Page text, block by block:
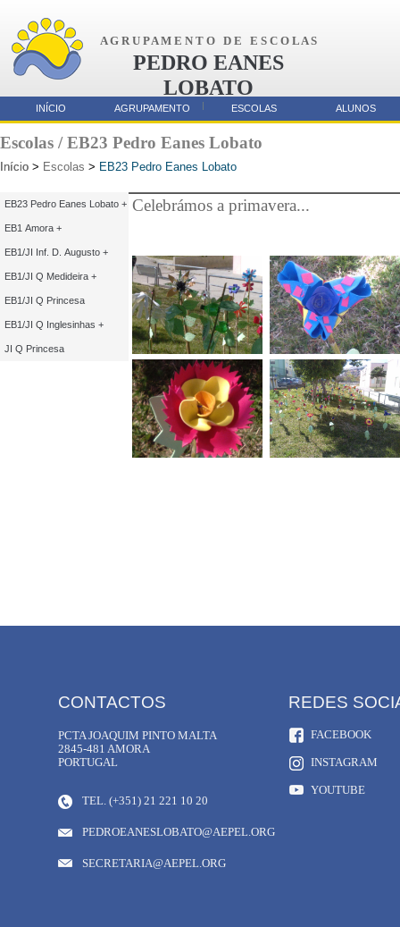
A G R U P A M E N T O D E E S C O L A S
PEDRO EANES
LOBATO
AMORA
Escolas / EB23 Pedro Eanes Lobato
Início
Início > Escolas > EB23 Pedro Eanes Lobato
Celebrámos a primavera...
EB23 Pedro Eanes Lobato +
EB1 Amora +
EB1/JI Inf. D. Augusto +
EB1/JI Q Medideira +
EB1/JI Q Princesa
EB1/JI Q Inglesinhas +
JI Q Princesa
Parcerias
INÍCIO AGRUPAMENTO ESCOLAS ALUNOS
CONTACTOS
PCTA JOAQUIM PINTO MALTA
2845-481 AMORA
PORTUGAL
REDES
INSTAGRAM
PEDROEANESLOBATO@AEPEL.ORG
SECRETARIA@AEPEL.ORG
FACEBOOK
YOUTUBE
TEL. (+351) 21 221 10 20